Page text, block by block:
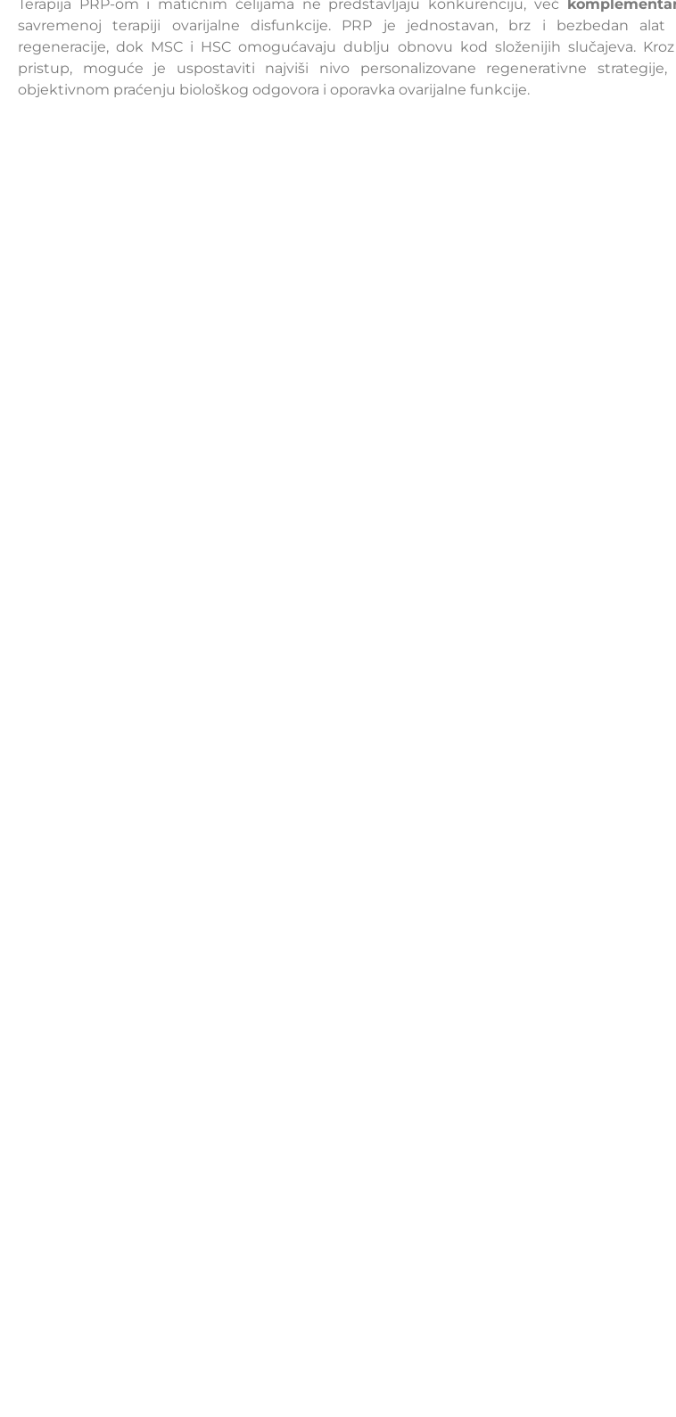
Terapija PRP-om i matičnim ćelijama ne predstavljaju konkurenciju, već
savremenoj terapiji ovarijalne disfunkcije. PRP je jednostavan, brz i bezbedan alat
regeneracije, dok MSC i HSC omogućavaju dublju obnovu kod složenijih slučajeva. Kroz
pristup, moguće je uspostaviti najviši nivo personalizovane regenerativne strategije,
objektivnom praćenju biološkog odgovora i oporavka ovarijalne funkcije.